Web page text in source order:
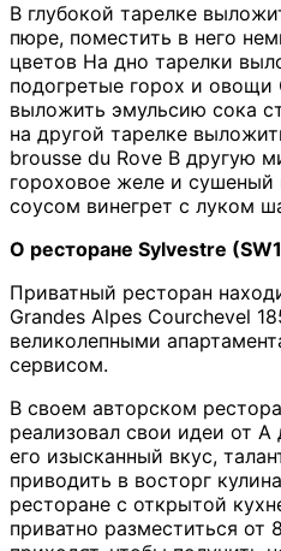
В глубокой тарелке
пюре, поместить в него
цветов На дно тарелки
подогретые горох и овощи
выложить эмульсию сока
на другой тарелке
brousse du Rove В другую
гороховое желе и сушеный
соусом винегрет с луком
О ресторане Sylvestre
Приватный ресторан
Grandes Alpes Courchevel
великолепными
сервисом.
В своем авторском
реализовал свои идеи от
его изысканный вкус,
приводить в восторг
ресторане с открытой
приватно разместиться от